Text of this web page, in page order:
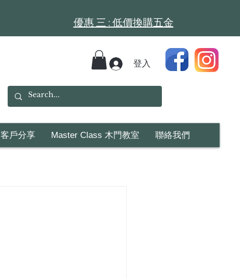
​​優惠 三 : 低價換購五金
登入
客戶分享 Master Class 木門教室 聯絡我們